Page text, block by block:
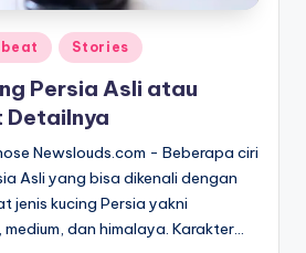
Stories
Persia Asli atau
Detailnya
Newslouds.com - Beberapa ciri
Asli yang bisa dikenali dengan
jenis kucing Persia yakni
dan himalaya. Karakter…